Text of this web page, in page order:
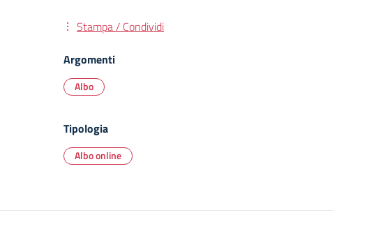
Stampa / Condividi
Argomenti
Albo
Tipologia
Albo online